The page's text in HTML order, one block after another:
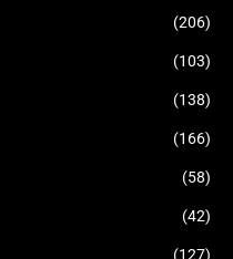
(206)
(103)
(138)
(166)
(58)
(42)
(127)